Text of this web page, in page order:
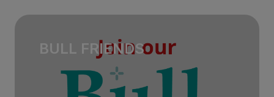
BULL FRIENDS